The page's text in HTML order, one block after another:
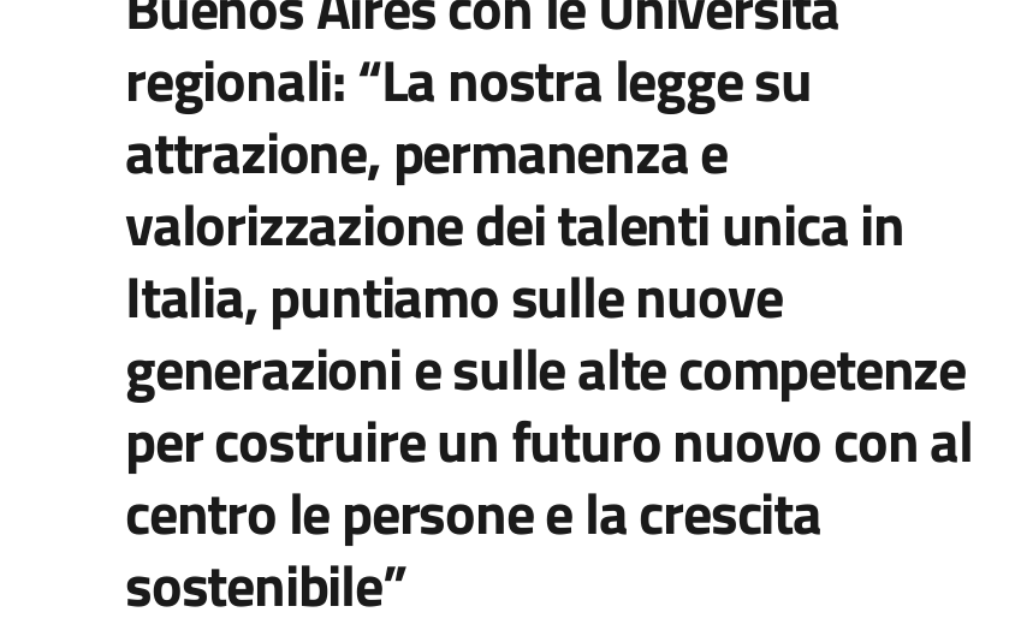
regionali: “La nostra legge su
attrazione, permanenza e
valorizzazione dei talenti unica in
Italia, puntiamo sulle nuove
generazioni e sulle alte competenze
per costruire un futuro nuovo con al
centro le persone e la crescita
sostenibile”